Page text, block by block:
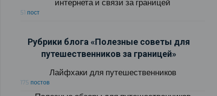
интернета и связи за границей
51 пост
Рубрики блога «Полезные советы для
путешественников за границей»
Лайфхаки для путешественников
175 постов